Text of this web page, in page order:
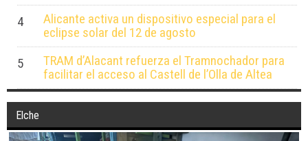
4
Alicante activa un dispositivo especial para el
eclipse solar del 12 de agosto
5
TRAM d’Alacant refuerza el Tramnochador para
facilitar el acceso al Castell de l’Olla de Altea
Elche